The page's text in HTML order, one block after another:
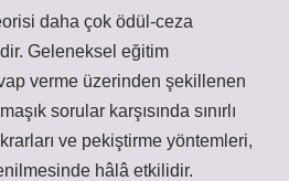
daha çok ödül-ceza
Geleneksel eğitim
verme üzerinden şekillenen
sorular karşısında sınırlı
ve pekiştirme yöntemleri,
hâlâ etkilidir.